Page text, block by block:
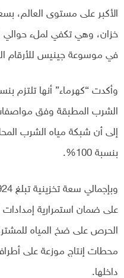
في موسوعة جينيس للأرقام
الشرب المطبقة وفق
إلى أن شبكة مياه الشرب
بنسبة 100%.
على ضمان استمرارية إمدادات
داخلها.